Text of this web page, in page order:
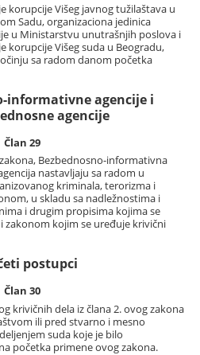
korupcije Višeg javnog tužilaštava u
Sadu, organizaciona jedinica
u Ministarstvu unutrašnjih poslova i
korupcije Višeg suda u Beogradu,
sa radom danom početka
informativne agencije i
agencije
Član 29
Bezbednosno-informativna
nastavljaju sa radom u
kriminala, terorizma i
u skladu sa nadležnostima i
i drugim propisima kojima se
zakonom kojim se uređuje krivični
postupci
Član 30
krivičnih dela iz člana 2. ovog zakona
ili pred stvarno i mesno
suda koje je bilo
početka primene ovog zakona.